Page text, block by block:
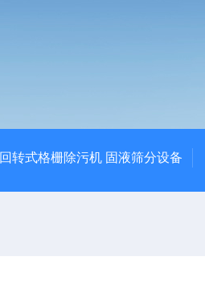
回转式格栅除污机 固液筛分设备